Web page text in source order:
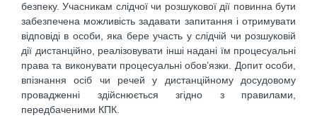
безпеку. Учасникам слідчої чи розшукової дії повинна бути
забезпечена можливість задавати запитання і отримувати
відповіді в особи, яка бере участь у слідчій чи розшуковій
дії дистанційно, реалізовувати інші надані їм процесуальні
права та виконувати процесуальні обов’язки. Допит особи,
впізнання осіб чи речей у дистанційному досудовому
провадженні здійснюється згідно з правилами,
передбаченими КПК.